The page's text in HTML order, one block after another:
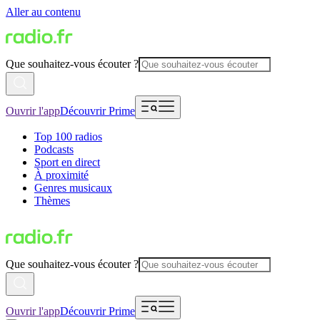
Aller au contenu
Que souhaitez-vous écouter ?
Ouvrir l'appDécouvrir Prime
Top 100 radios
Podcasts
Sport en direct
À proximité
Genres musicaux
Thèmes
Que souhaitez-vous écouter ?
Ouvrir l'appDécouvrir Prime